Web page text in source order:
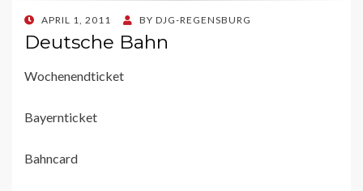
POSTED
ON
APRIL 1, 2011 BY DJG-REGENSBURG
Deutsche Bahn
Wochenendticket
Bayernticket
Bahncard